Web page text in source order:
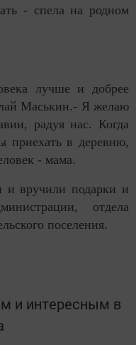
- спела на родном
лучше и добрее
Маськин.- Я желаю
радуя нас. Когда
приехать в деревню,
- мама.
и вручили подарки и
отдела
поселения.
и интересным в